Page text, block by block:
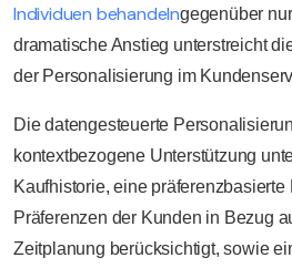
Individuen behandelngegenüber
dramatische Anstieg unterstreicht
der Personalisierung im
Die datengesteuerte
kontextbezogene Unterstützung
Kaufhistorie, eine
Präferenzen der Kunden in Bezug
Zeitplanung berücksichtigt, sowie